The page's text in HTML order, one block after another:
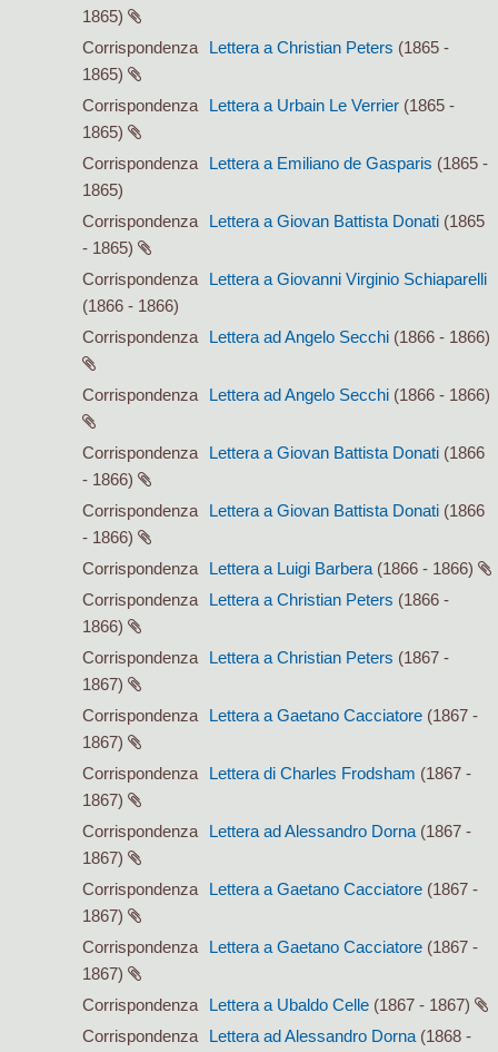
1865)
Corrispondenza
Lettera a Christian Peters (1865 -
1865)
Corrispondenza
Lettera a Urbain Le Verrier (1865 -
1865)
Corrispondenza
Lettera a Emiliano de Gasparis (1865 -
1865)
Corrispondenza
Lettera a Giovan Battista Donati (1865
- 1865)
Corrispondenza
Lettera a Giovanni Virginio Schiaparelli
(1866 - 1866)
Corrispondenza
Lettera ad Angelo Secchi (1866 - 1866)
Corrispondenza Lettera ad Angelo Secchi (1866 - 1866)
Corrispondenza Lettera a Giovan Battista Donati (1866
- 1866)
Corrispondenza
Lettera a Giovan Battista Donati (1866
- 1866)
Corrispondenza
Lettera a Luigi Barbera (1866 - 1866)
Corrispondenza
Lettera a Christian Peters (1866 -
1866)
Corrispondenza
Lettera a Christian Peters (1867 -
1867)
Corrispondenza
Lettera a Gaetano Cacciatore (1867 -
1867)
Corrispondenza
Lettera di Charles Frodsham (1867 -
1867)
Corrispondenza
Lettera ad Alessandro Dorna (1867 -
1867)
Corrispondenza
Lettera a Gaetano Cacciatore (1867 -
1867)
Corrispondenza
Lettera a Gaetano Cacciatore (1867 -
1867)
Corrispondenza
Lettera a Ubaldo Celle (1867 - 1867)
Corrispondenza
Lettera ad Alessandro Dorna (1868 -